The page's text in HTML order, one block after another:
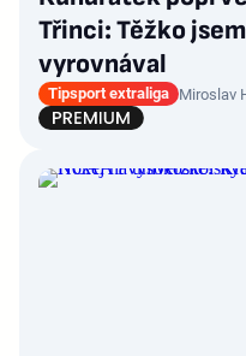
Třinci: Těžko
vyrovnával
Tipsport extraliga Miroslav